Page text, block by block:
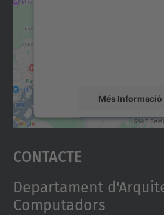
Més Informació
Accepta
powered by
Contacte
Departament
Computadors